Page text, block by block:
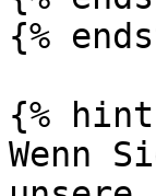
{%
{%
Wenn